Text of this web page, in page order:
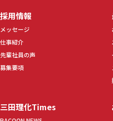
採用情報
メッセージ
仕事紹介
先輩社員の声
募集要項
三田理化Times